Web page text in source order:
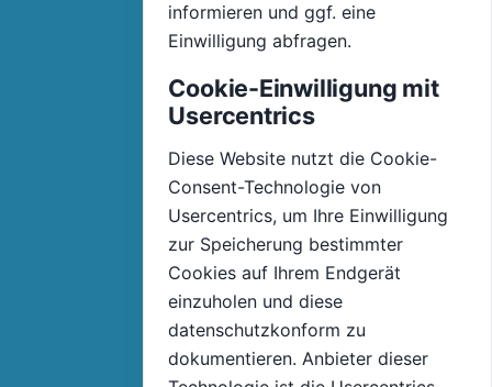
informieren und ggf. eine
Einwilligung abfragen.
Cookie-Einwilligung mit
Usercentrics
Diese Website nutzt die Cookie-
Consent-Technologie von
Usercentrics, um Ihre Einwilligung
zur Speicherung bestimmter
Cookies auf Ihrem Endgerät
einzuholen und diese
datenschutzkonform zu
dokumentieren. Anbieter dieser